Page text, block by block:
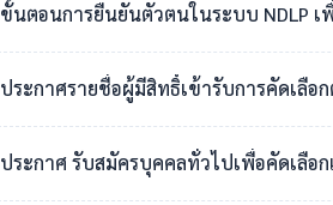
ขั้นตอนการยืนยันตัวตนในระบบ NDLP เ
ประกาศรายชื่อผู้มีสิทธิ์เข้ารับการคัดเลือ
ประกาศ รับสมัครบุคคลทั่วไปเพื่อคัดเลือ